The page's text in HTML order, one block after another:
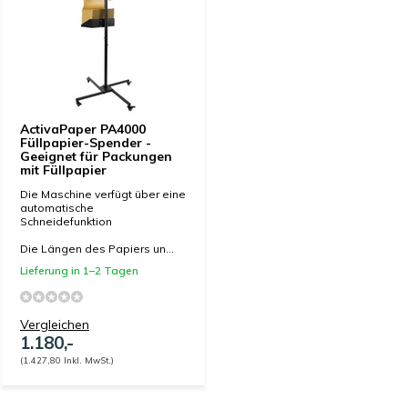
ActivaPaper PA4000
Füllpapier-Spender -
Geeignet für Packungen
mit Füllpapier
Die Maschine verfügt über eine
automatische
Schneidefunktion
Die Längen des Papiers un...
Lieferung in 1–2 Tagen
Vergleichen
1.180,-
(1.427,80 Inkl. MwSt.)